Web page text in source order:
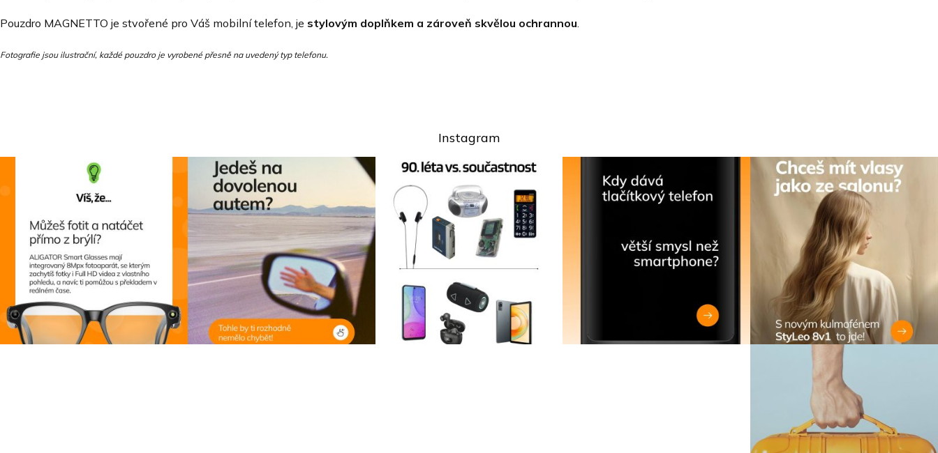
Pouzdro MAGNETTO je stvořené pro Váš mobilní telefon, je stylovým doplňkem a zároveň skvělou ochrannou.
Fotografie jsou ilustrační, každé pouzdro je vyrobené přesně na uvedený typ telefonu.
Instagram